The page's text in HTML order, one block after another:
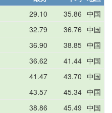
29.10 35.86 中国
32.79 36.76 中国
36.90 38.85 中国
36.62 41.44 中国
41.47 43.70 中国
43.57 45.34 中国
38.86 45.49 中国